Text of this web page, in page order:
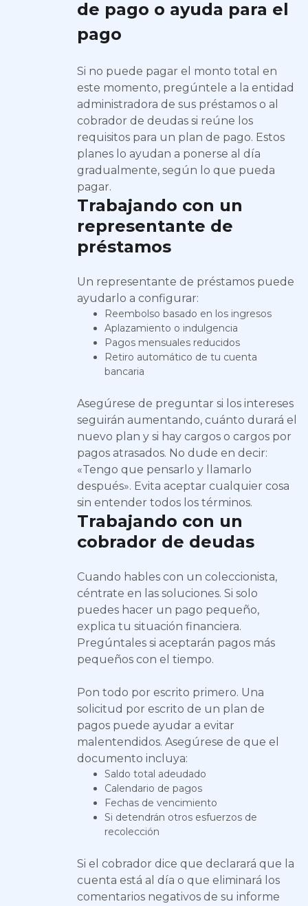
de pago o ayuda para el
pago
Si no puede pagar el monto total en
este momento, pregúntele a la entidad
administradora de sus préstamos o al
cobrador de deudas si reúne los
requisitos para un plan de pago. Estos
planes lo ayudan a ponerse al día
gradualmente, según lo que pueda
pagar.
Trabajando con un
representante de
préstamos
Un representante de préstamos puede
ayudarlo a configurar:
Reembolso basado en los ingresos
Aplazamiento o indulgencia
Pagos mensuales reducidos
Retiro automático de tu cuenta
bancaria
Asegúrese de preguntar si los intereses
seguirán aumentando, cuánto durará el
nuevo plan y si hay cargos o cargos por
pagos atrasados. No dude en decir:
«Tengo que pensarlo y llamarlo
después». Evita aceptar cualquier cosa
sin entender todos los términos.
Trabajando con un
cobrador de deudas
Cuando hables con un coleccionista,
céntrate en las soluciones. Si solo
puedes hacer un pago pequeño,
explica tu situación financiera.
Pregúntales si aceptarán pagos más
pequeños con el tiempo.
Pon todo por escrito primero. Una
solicitud por escrito de un plan de
pagos puede ayudar a evitar
malentendidos. Asegúrese de que el
documento incluya:
Saldo total adeudado
Calendario de pagos
Fechas de vencimiento
Si detendrán otros esfuerzos de
recolección
Si el cobrador dice que declarará que la
cuenta está al día o que eliminará los
comentarios negativos de su informe